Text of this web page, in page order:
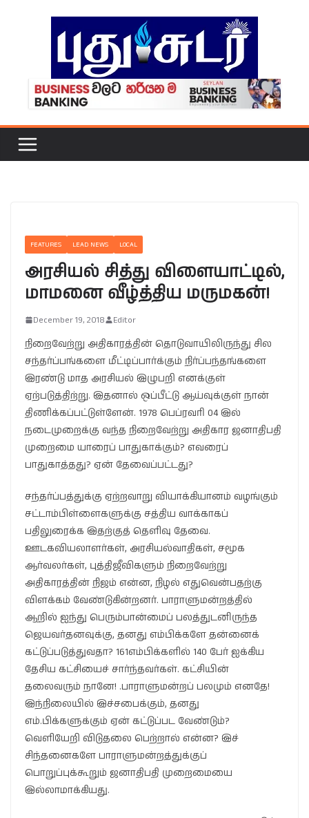
FEATURES LEAD NEWS LOCAL
அரசியல் சித்து விளையாட்டில்,
மாமனை வீழ்த்திய மருமகன்!
December 19, 2018 Editor
நிறைவேற்று அதிகாரத்தின் தொடுவாயிலிருந்து சில
சந்தர்ப்பங்களை மீட்டிப்பார்க்கும் நிர்ப்பந்தங்களை
இரண்டு மாத அரசியல் இழுபறி எனக்குள்
ஏற்படுத்திற்று. இதனால் ஒப்பீட்டு ஆய்வுக்குள் நான்
திணிக்கப்பட்டுள்ளேன். 1978 பெப்ரவரி 04 இல்
நடைமுறைக்கு வந்த நிறைவேற்று அதிகார ஜனாதிபதி
முறைமை யாரைப் பாதுகாக்கும்? எவரைப்
பாதுகாத்தது? ஏன் தேவைப்பட்டது?
சந்தர்ப்பத்துக்கு ஏற்றவாறு வியாக்கியானம் வழங்கும்
சட்டாம்பிள்ளைகளுக்கு சத்திய வாக்காகப்
பதிலுரைக்க இதற்குத் தெளிவு தேவை.
ஊடகவியலாளர்கள், அரசியல்வாதிகள், சமூக
ஆர்வலர்கள், புத்திஜீவிகளும் நிறைவேற்று
அதிகாரத்தின் நிஜம் என்ன, நிழல் எதுவென்பதற்கு
விளக்கம் வேண்டுகின்றனர். பாராளுமன்றத்தில்
ஆறில் ஐந்து பெரும்பான்மைப் பலத்துடனிருந்த
ஜெயவர்தனவுக்கு, தனது எம்பிக்களே தன்னைக்
கட்டுப்படுத்துவதா? 161எம்பிக்களில் 140 பேர் ஐக்கிய
தேசிய கட்சியைச் சார்ந்தவர்கள். கட்சியின்
தலைவரும் நானே! .பாராளுமன்றப் பலமும் எனதே!
இந்நிலையில் இச்சபைக்கும், தனது
எம்.பிக்களுக்கும் ஏன் கட்டுப்பட வேண்டும்?
வெளியேறி விடுதலை பெற்றால் என்ன? இச்
சிந்தனைகளே பாராளுமன்றத்துக்குப்
பொறுப்புக்கூறும் ஜனாதிபதி முறைமையை
இல்லாமாக்கியது.